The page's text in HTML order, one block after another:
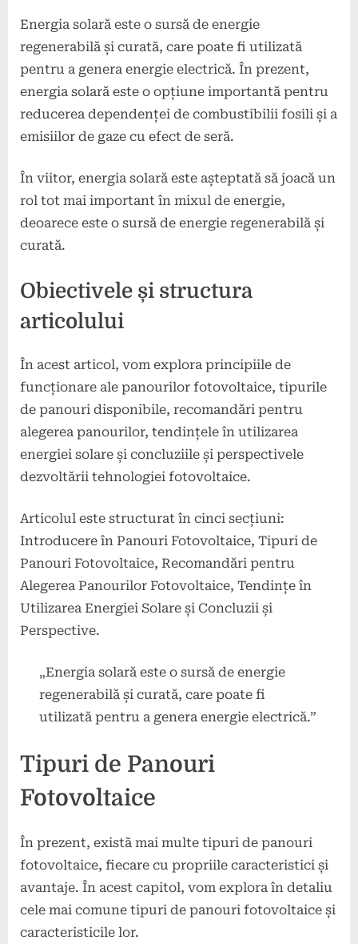
Energia solară este o sursă de energie
regenerabilă și curată, care poate fi utilizată
pentru a genera energie electrică. În prezent,
energia solară este o opțiune importantă pentru
reducerea dependenței de combustibilii fosili și a
emisiilor de gaze cu efect de seră.
În viitor, energia solară este așteptată să joacă un
rol tot mai important în mixul de energie,
deoarece este o sursă de energie regenerabilă și
curată.
Obiectivele și structura
articolului
În acest articol, vom explora principiile de
funcționare ale panourilor fotovoltaice, tipurile
de panouri disponibile, recomandări pentru
alegerea panourilor, tendințele în utilizarea
energiei solare și concluziile și perspectivele
dezvoltării tehnologiei fotovoltaice.
Articolul este structurat în cinci secțiuni:
Introducere în Panouri Fotovoltaice, Tipuri de
Panouri Fotovoltaice, Recomandări pentru
Alegerea Panourilor Fotovoltaice, Tendințe în
Utilizarea Energiei Solare și Concluzii și
Perspective.
„Energia solară este o sursă de energie
regenerabilă și curată, care poate fi
utilizată pentru a genera energie electrică.”
Tipuri de Panouri
Fotovoltaice
În prezent, există mai multe tipuri de panouri
fotovoltaice, fiecare cu propriile caracteristici și
avantaje. În acest capitol, vom explora în detaliu
cele mai comune tipuri de panouri fotovoltaice și
caracteristicile lor.